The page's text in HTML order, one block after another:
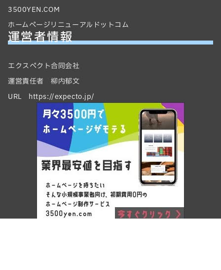
3500YEN.COM
ホームページリニューアルドットコム
運営者情報
エクスペクト合同会社
運営責任者 柳内郁文
URL https://expecto.jp/